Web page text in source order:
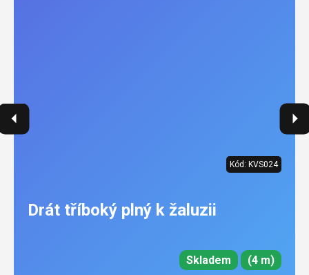
Kód: KVS024
Drát tříboký plný k žaluzii
Skladem (4 m)